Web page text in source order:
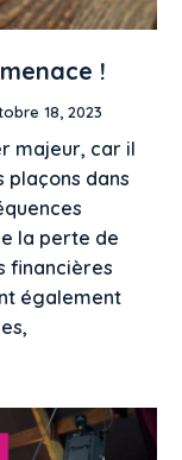
!
18, 2023
majeur, car il
plaçons dans
la perte de
financières
également